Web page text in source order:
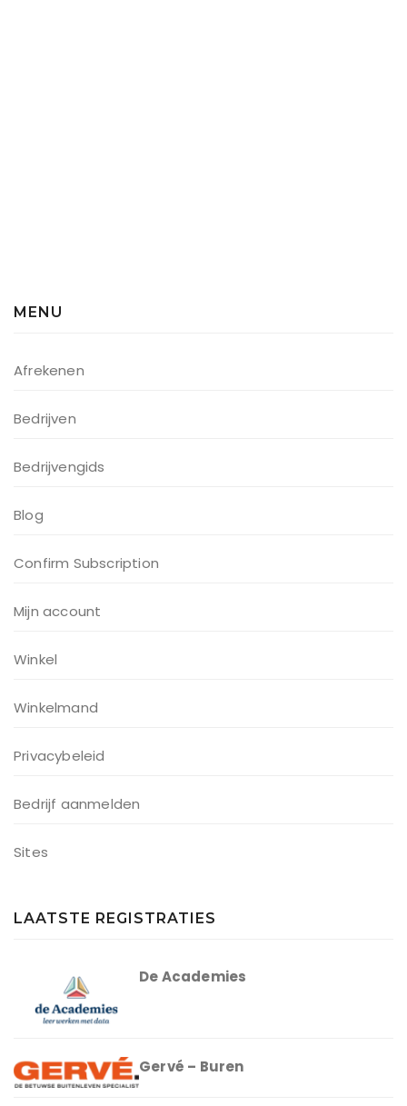
MENU
Afrekenen
Bedrijven
Bedrijvengids
Blog
Confirm Subscription
Mijn account
Winkel
Winkelmand
Privacybeleid
Bedrijf aanmelden
Sites
LAATSTE REGISTRATIES
De Academies
Gervé – Buren